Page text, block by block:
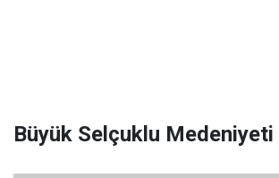
Büyük Selçuklu